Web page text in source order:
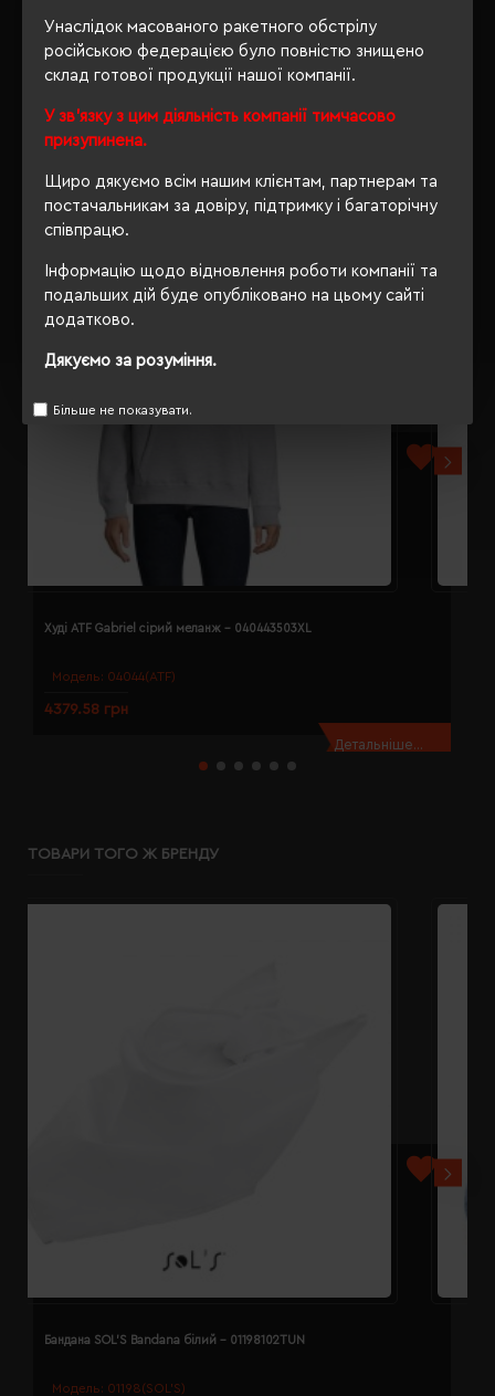
Унаслідок масованого ракетного обстрілу
російською федерацією було повністю знищено
склад готової продукції нашої компанії.
У зв'язку з цим діяльність компанії тимчасово
призупинена.
Щиро дякуємо всім нашим клієнтам, партнерам та
постачальникам за довіру, підтримку і багаторічну
співпрацю.
Інформацію щодо відновлення роботи компанії та
подальших дій буде опубліковано на цьому сайті
додатково.
Дякуємо за розуміння.
Більше не показувати.
ВІДГУКИ
РЕКОМЕНДУЄМО
Модель: 04044(ATF)
Худі ATF Gabriel сірий меланж - 040443503XL
4379.58 грн
Детальніше...
ТОВАРИ ТОГО Ж БРЕНДУ
Модель: 01198(SOL’S)
Бандана SOL'S Bandana білий - 01198102TUN